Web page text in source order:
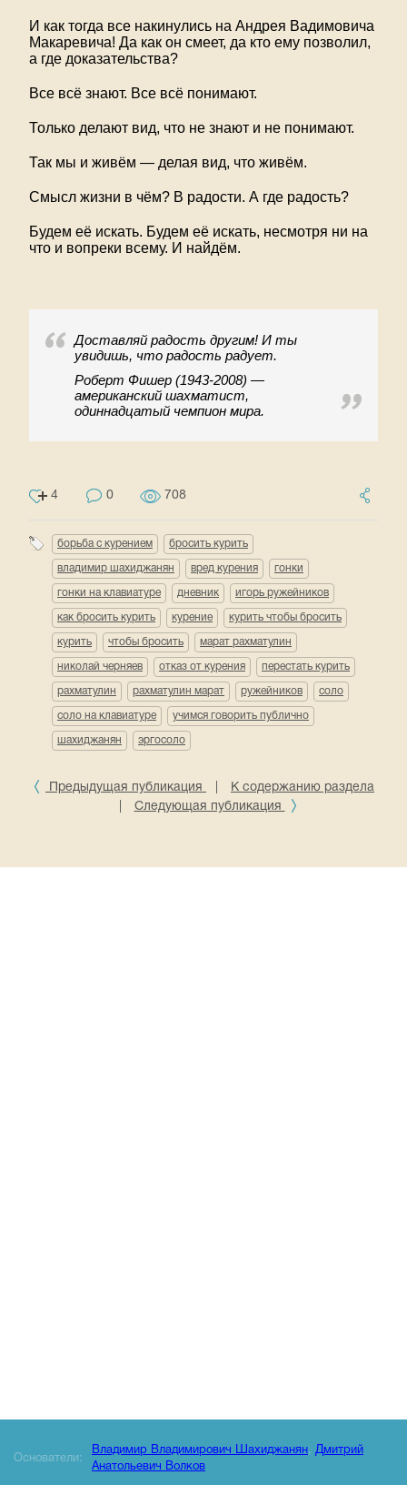
И как тогда все накинулись на Андрея Вадимовича
Макаревича! Да как он смеет, да кто ему позволил,
а где доказательства?
Все всё знают. Все всё понимают.
Только делают вид, что не знают и не понимают.
Так мы и живём — делая вид, что живём.
Смысл жизни в чём? В радости. А где радость?
Будем её искать. Будем её искать, несмотря ни на
что и вопреки всему. И найдём.
Доставляй радость другим! И ты
увидишь, что радость радует.
Роберт Фишер (1943-2008) —
американский шахматист,
одиннадцатый чемпион мира.
4 0 708
борьба с курением бросить курить
владимир шахиджанян вред курения гонки
гонки на клавиатуре дневник игорь ружейников
как бросить курить курение курить чтобы бросить
курить чтобы бросить марат рахматулин
николай черняев отказ от курения перестать курить
рахматулин рахматулин марат ружейников соло
соло на клавиатуре учимся говорить публично
шахиджанян эргосоло
Предыдущая публикация
К содержанию раздела
Следующая публикация
Основатели:
Владимир Владимирович Шахиджанян, Дмитрий
Анатольевич Волков